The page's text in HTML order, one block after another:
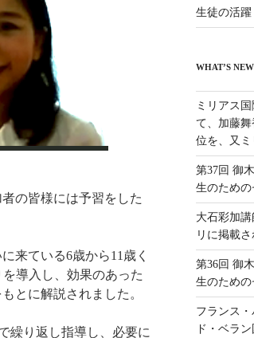
の皆様には予習をした
来ている6歳から11歳く
導入し、効果のあった
とに解説されました。
繰り返し指導し、必要に
生徒の活躍
WHAT’S NEW
ミリアス
て、加藤
位を、又ミ
第37回 御
生のため
大石彩加
リに掲載さ
第36回 御
生のための
フランス
ド・ベラ